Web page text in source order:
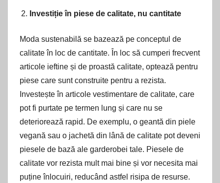
Investiție în piese de calitate, nu cantitate
Moda sustenabilă se bazează pe conceptul de
calitate în loc de cantitate. În loc să cumperi frecvent
articole ieftine și de proastă calitate, optează pentru
piese care sunt construite pentru a rezista.
Investește în articole vestimentare de calitate, care
pot fi purtate pe termen lung și care nu se
deteriorează rapid. De exemplu, o geantă din piele
vegană sau o jachetă din lână de calitate pot deveni
piesele de bază ale garderobei tale. Piesele de
calitate vor rezista mult mai bine și vor necesita mai
puține înlocuiri, reducând astfel risipa de resurse.